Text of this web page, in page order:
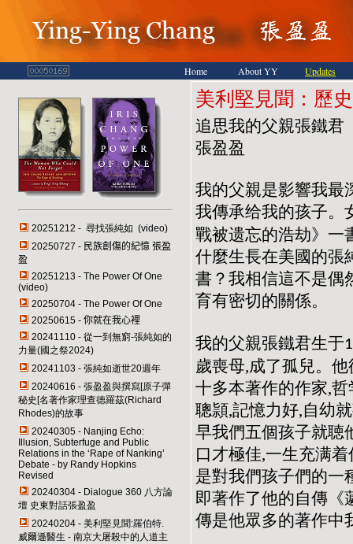
Home About YY Updates
20251212 - 尋找張純如 (video)
20250727 - 民族創傷的紀憶 張盈
盈
20251213 - The Power Of One
(video)
20250704 - The Power Of One
20250615 - 你就在我心裡
20241110 - 從一到無窮-張純如的
力量(國之祭2024)
20241103 - 張純如逝世20週年
20240616 - 張盈盈與撰寫[原子彈
秘史[名著作家理查德羅茲(Richard
Rhodes)的故事
20240305 - Nanjing Echo:
Illusion, Subterfuge and Public
Relations in the ‘Rape of Nanking’
Debate - by Randy Hopkins
Revised
20240304 - Dialogue 360 八方論
壇 史東對話張盈盈
20240204 - 美利堅見聞:羅伯特.
威爾遜醫生 - 南京大屠殺中的人道主
美利堅見聞：歷
追思我的父親張鐵君
張盈盈
我的父親是影響我最
我傳承给我的孩子。
戰被遗忘的浩劫》一
什麼生長在美國的張
書？我相信這不是偶
育有密切的關係。
我的父親張鐵君生于
歲喪母,成了孤兒。
十多本著作的作家,
聰頴,記憶力好,自幼
早我們五個孩子就聴
口才極佳,一生充满
是對我們孩子們的一
即著作了他的自傳《
傳是他眾多的著作中